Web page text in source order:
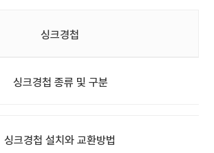
싱크경첩
싱크경첩 종류 및 구분
싱크경첩 설치와 교환방법